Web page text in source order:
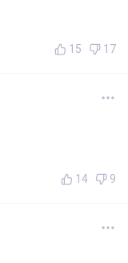
15 17
14 9